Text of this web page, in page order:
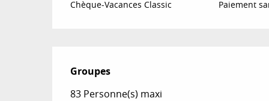
Chèque-Vacances Classic Paiement
Groupes
Groupes
83 Personne(s) maxi